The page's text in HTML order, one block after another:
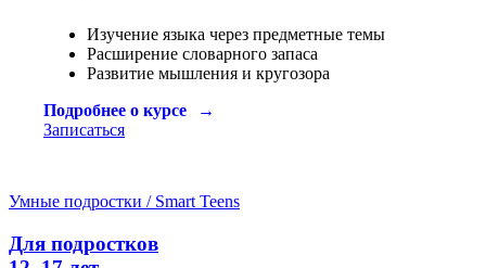
Изучение языка через предметные темы
Расширение словарного запаса
Развитие мышления и кругозора
Подробнее о курсе
Записаться
Умные подростки / Smart Teens
Для подростков